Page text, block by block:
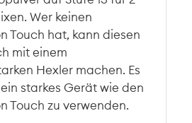
Wer keinen
Touch hat, kann diesen
mit einem
Hexler machen. Es
starkes Gerät wie den
Touch zu verwenden.